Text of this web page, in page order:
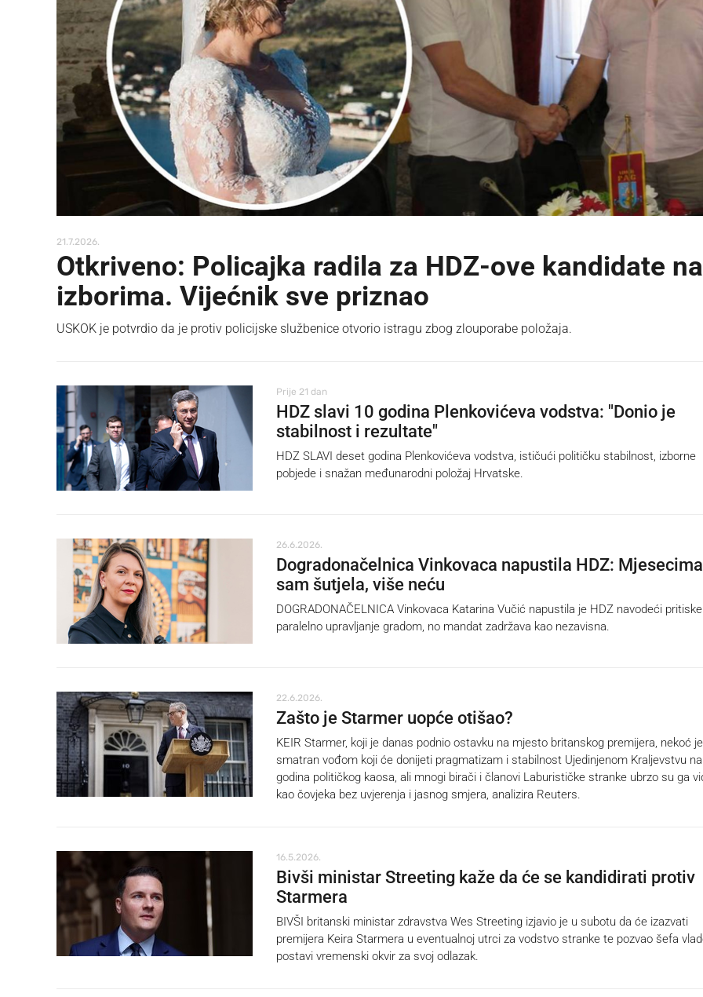
21.7.2026.
Otkriveno: Policajka radila za HDZ-ove kandidate na
izborima. Vijećnik sve priznao
USKOK je potvrdio da je protiv policijske službenice otvorio istragu zbog zlouporabe položaja.
Prije 21 dan
HDZ slavi 10 godina Plenkovićeva vodstva: "Donio je
stabilnost i rezultate"
HDZ SLAVI deset godina Plenkovićeva vodstva, ističući političku stabilnost, izborne
pobjede i snažan međunarodni položaj Hrvatske.
26.6.2026.
Dogradonačelnica Vinkovaca napustila HDZ: Mjesecima
sam šutjela, više neću
DOGRADONAČELNICA Vinkovaca Katarina Vučić napustila je HDZ navodeći
paralelno upravljanje gradom, no mandat zadržava kao nezavisna.
22.6.2026.
Zašto je Starmer uopće otišao?
KEIR Starmer, koji je danas podnio ostavku na mjesto britanskog premijera, nekoć je
smatran vođom koji će donijeti pragmatizam i stabilnost Ujedinjenom Kraljevstvu
godina političkog kaosa, ali mnogi birači i članovi Laburističke stranke ubrzo su ga
kao čovjeka bez uvjerenja i jasnog smjera, analizira Reuters.
16.5.2026.
Bivši ministar Streeting kaže da će se kandidirati protiv
Starmera
BIVŠI britanski ministar zdravstva Wes Streeting izjavio je u subotu da će izazvati
premijera Keira Starmera u eventualnoj utrci za vodstvo stranke te pozvao šefa
postavi vremenski okvir za svoj odlazak.